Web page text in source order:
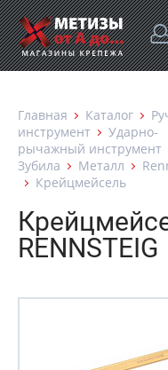
Главная Каталог
инструмент
Ударно-
рычажный инструмент
Зубила
Металл
Крейцмейсель
RENNSTEIG